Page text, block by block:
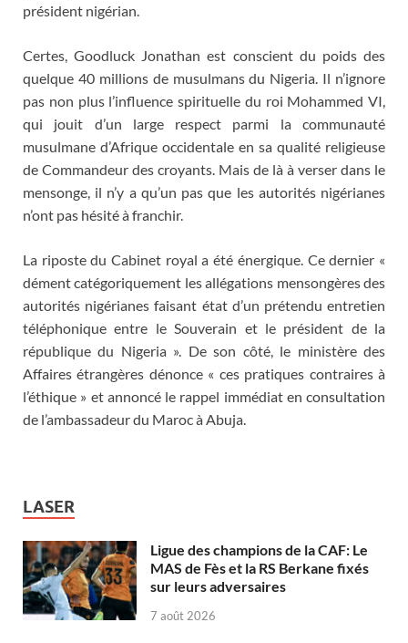
président nigérian.
Certes, Goodluck Jonathan est conscient du poids des
quelque 40 millions de musulmans du Nigeria. Il n’ignore
pas non plus l’influence spirituelle du roi Mohammed VI,
qui jouit d’un large respect parmi la communauté
musulmane d’Afrique occidentale en sa qualité religieuse
de Commandeur des croyants. Mais de là à verser dans le
mensonge, il n’y a qu’un pas que les autorités nigérianes
n’ont pas hésité à franchir.
La riposte du Cabinet royal a été énergique. Ce dernier «
dément catégoriquement les allégations mensongères des
autorités nigérianes faisant état d’un prétendu entretien
téléphonique entre le Souverain et le président de la
république du Nigeria ». De son côté, le ministère des
Affaires étrangères dénonce « ces pratiques contraires à
l’éthique » et annoncé le rappel immédiat en consultation
de l’ambassadeur du Maroc à Abuja.
LASER
Ligue des champions de la CAF: Le
MAS de Fès et la RS Berkane fixés
sur leurs adversaires
7 août 2026